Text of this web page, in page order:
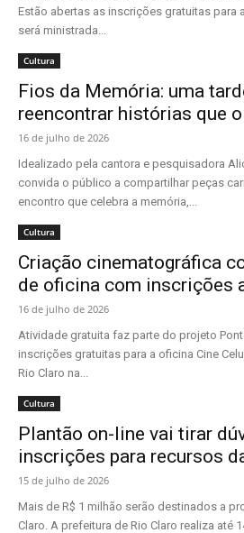
Estão abertas as inscrições gratuitas para
será ministrada...
Cultura
Fios da Memória: uma
reencontrar histórias que
16 de julho de 2026
Idealizado pela cantora e pesquisadora
convida o público a compartilhar peças
encontro que celebra a memória,...
Cultura
Criação cinematográfica
de oficina com inscrições
16 de julho de 2026
Atividade gratuita faz parte do projeto
inscrições gratuitas para a oficina Cine
Rio Claro na...
Cultura
Plantão on-line vai tirar
inscrições para recursos
15 de julho de 2026
Mais de R$ 1 milhão serão destinados a
Claro. A prefeitura de Rio Claro realiza até